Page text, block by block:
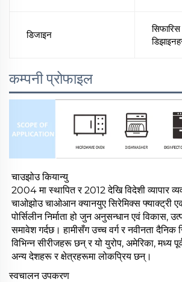
डिजाइन
कम्पनी प्रोफाइल
चाउझोउ कियान्यु
2004 मा स्थापित र 2012 देखि विदेशी व्यापार
चाओझोउ चाओआन क्यानयुए सिरेमिक्स फ्याक्ट्री
पोर्सिलीन निर्माता हो जुन अनुसन्धान एवं विकास,
समावेश गर्दछ। हामीसँग उच्च वर्ग र नवीनता
विभिन्न सीरीजहरू छन् र यो युरोप, अमेरिका, मध्य
अन्य देशहरू र क्षेत्रहरूमा लोकप्रिय छन्।
स्वचालन उपकरण